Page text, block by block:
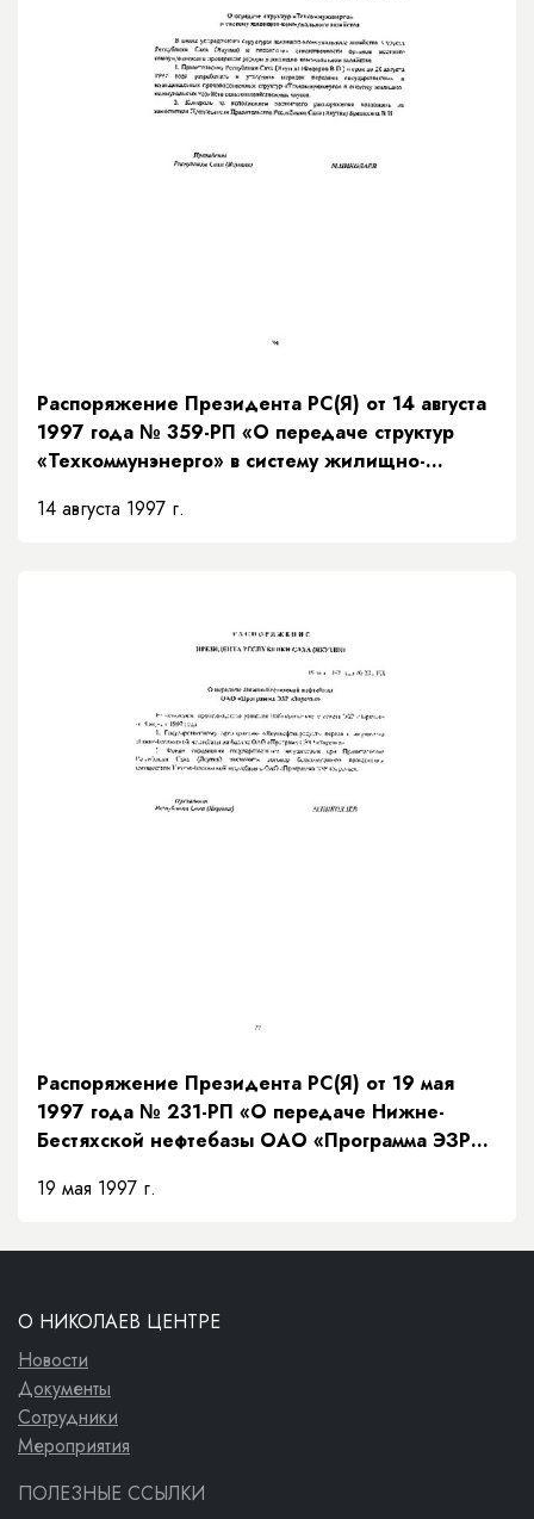
Распоряжение Президента РС(Я) от 14 августа
1997 года № 359-РП «О передаче структур
«Техкоммунэнерго» в систему жилищно-
14 августа 1997 г.
Распоряжение Президента РС(Я) от 19 мая
1997 года № 231-РП «О передаче Нижне-
Бестяхской нефтебазы ОАО «Программа ЭЗР
19 мая 1997 г.
О НИКОЛАЕВ ЦЕНТРЕ
Новости
Документы
Сотрудники
Мероприятия
ПОЛЕЗНЫЕ ССЫЛКИ